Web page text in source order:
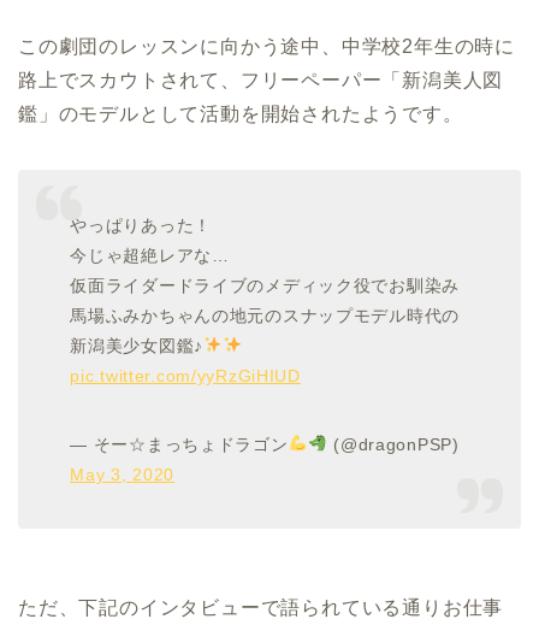
この劇団のレッスンに向かう途中、中学校2年生の時に
路上でスカウトされて、フリーペーパー「新潟美人図
鑑」のモデルとして活動を開始されたようです。
やっぱりあった！
今じゃ超絶レアな…
仮面ライダードライブのメディック役でお馴染み
馬場ふみかちゃんの地元のスナップモデル時代の
新潟美少女図鑑♪
pic.twitter.com/yyRzGiHIUD
— そー☆まっちょドラゴン
(@dragonPSP)
May 3, 2020
ただ、下記のインタビューで語られている通りお仕事